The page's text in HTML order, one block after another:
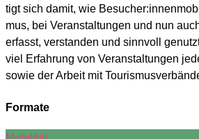
tigt sich damit, wie
mus, bei Ver­an­stal­tun­gen und nun
erfasst, ver­stan­den und sinn­voll
viel Erfah­rung von Ver­an­stal­tun­gen
sowie der Arbeit mit
Formate